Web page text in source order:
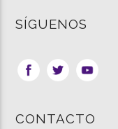
SÍGUENOS
CONTACTO